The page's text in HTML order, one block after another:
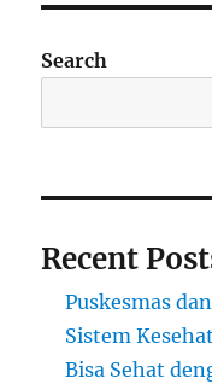
Search
Recent
Puskesmas
Sistem
Bisa Sehat